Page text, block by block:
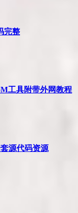
完整
工具附带外网教程
源代码资源